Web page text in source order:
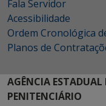
Fala Servidor
Acessibilidade
Ordem Cronológica
Planos de
AGÊNCIA
PENITENCIÁRIO